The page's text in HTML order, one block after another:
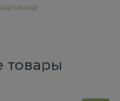
товары